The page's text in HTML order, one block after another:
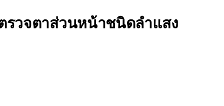
รวจตาส่วนหน้าชนิดลำแสง